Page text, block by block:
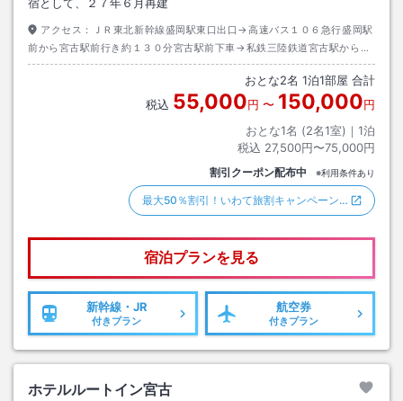
アクセス：
ＪＲ東北新幹線盛岡駅東口出口→高速バス１０６急行盛岡駅
前から宮古駅前行き約１３０分宮古駅前下車→私鉄三陸鉄道宮古駅から久
慈行き約２０分新田老駅下車→徒歩約４０分またはタクシー約５分
おとな2名 1泊1部屋 合計
税込 55,000円 〜 150,000円
おとな1名 (2名1室)｜ 1泊
税込 27,500円〜75,000円
割引クーポン配布中 ※利用条件あり
最大50％割引！いわて旅割キャンペーン…
宿泊プランを見る
新幹線・JR
付きプラン
航空券
付きプラン
ホテルルートイン宮古